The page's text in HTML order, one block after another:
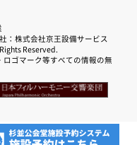
株式会社京王設備サービス
Reserved.
ゴマーク等すべての情報の無